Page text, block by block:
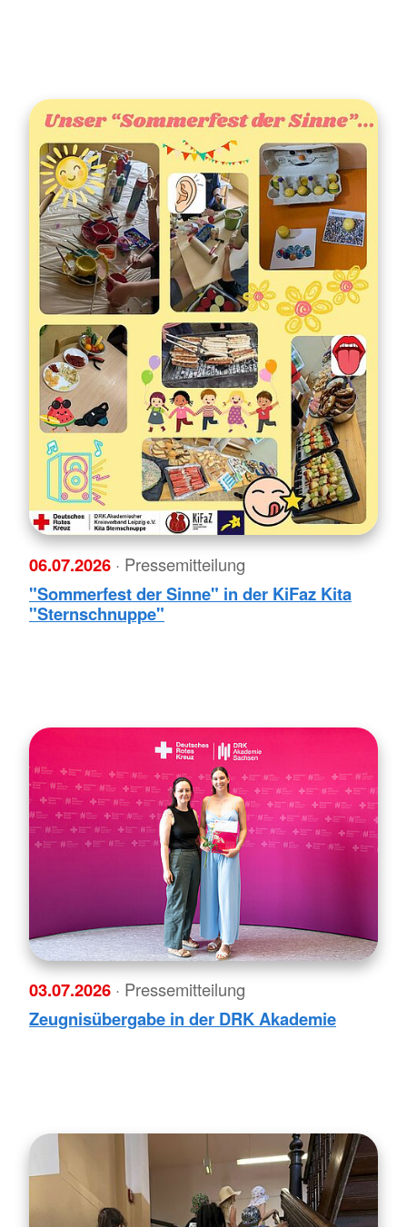
06.07.2026 · Pressemitteilung
"Sommerfest der Sinne" in der KiFaz Kita
"Sternschnuppe"
03.07.2026 · Pressemitteilung
Zeugnisübergabe in der DRK Akademie